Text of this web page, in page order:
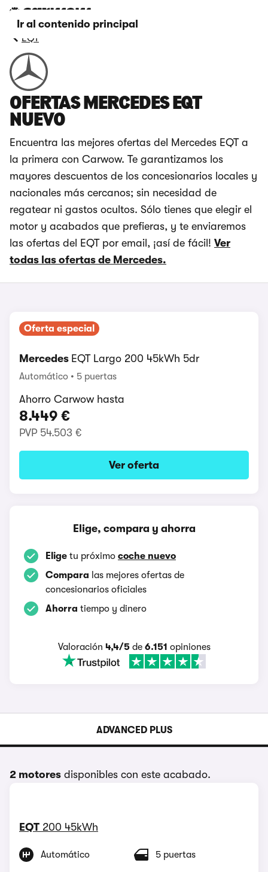
Ir al contenido principal
EQT
OFERTAS MERCEDES EQT
NUEVO
Encuentra las mejores ofertas del Mercedes EQT a
la primera con Carwow. Te garantizamos los
mayores descuentos de los concesionarios locales y
nacionales más cercanos; sin necesidad de
regatear ni gastos ocultos. Sólo tienes que elegir el
motor y acabados que prefieras, y te enviaremos
las ofertas del EQT por email, ¡así de fácil! Ver
todas las ofertas de Mercedes.
Oferta especial
Mercedes EQT Largo 200 45kWh 5dr
Automático 5 puertas
Ahorro Carwow hasta
8.449 €
PVP 54.503 €
Ver oferta
Elige, compara y ahorra
Elige tu próximo coche nuevo
Compara las mejores ofertas de
concesionarios oficiales
Ahorra tiempo y dinero
Valoración 4,4/5de 6.151 opiniones
ADVANCED PLUS
2 motores disponibles con este acabado.
EQT 200 45kWh
Automático 5 puertas